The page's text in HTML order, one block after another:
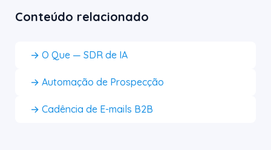
Conteúdo relacionado
→ O Que — SDR de IA
→ Automação de Prospecção
→ Cadência de E-mails B2B